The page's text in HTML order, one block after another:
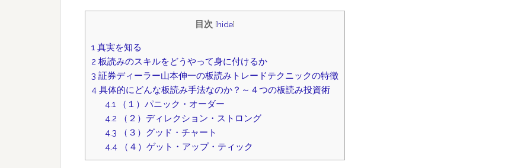
目次 [hide]
1 真実を知る
2 板読みのスキルをどうやって身に付けるか
3 証券ディーラー山本伸一の板読みトレードテクニックの特徴
4 具体的にどんな板読み手法なのか？～４つの板読み投資術
4.1（１）パニック・オーダー
4.2（２）ディレクション・ストロング
4.3 （３）グッド・チャート
4.4（４）ゲット・アップ・ティック